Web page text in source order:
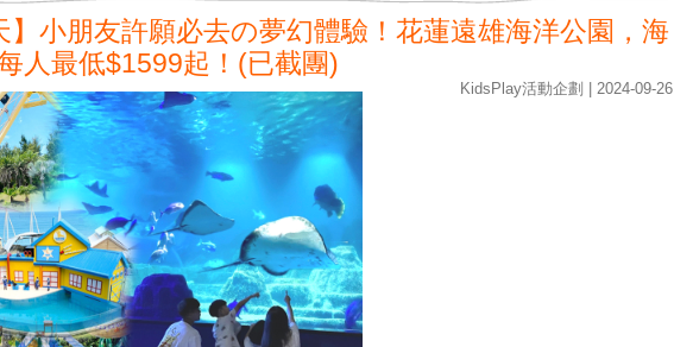
】小朋友許願必去の夢幻體驗！花蓮遠雄海洋公園，海
人最低$1599起！(已截團)
KidsPlay活動企劃 | 2024-09-26